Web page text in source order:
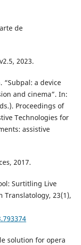
de
2023.
“Subpal: a device
and cinema”. In:
Proceedings of
Technologies for
assistive
2017.
Surtitling Live
Translatology, 23(1),
solution for opera